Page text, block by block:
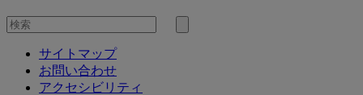
を
検
サイトマップ
お問い合わせ
アクセシビリティ